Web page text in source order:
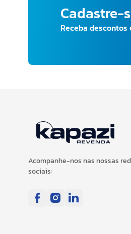
Cadastre-
Receba
Acompanhe-nos nas nossas
sociais: